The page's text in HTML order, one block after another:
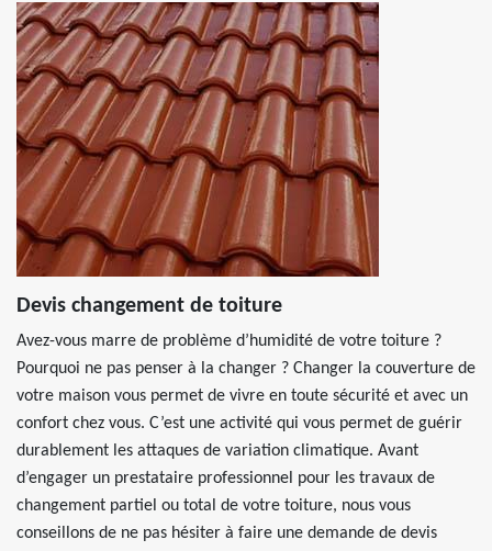
Devis changement de toiture
Avez-vous marre de problème d’humidité de votre toiture ?
Pourquoi ne pas penser à la changer ? Changer la couverture de
votre maison vous permet de vivre en toute sécurité et avec un
confort chez vous. C’est une activité qui vous permet de guérir
durablement les attaques de variation climatique. Avant
d’engager un prestataire professionnel pour les travaux de
changement partiel ou total de votre toiture, nous vous
conseillons de ne pas hésiter à faire une demande de devis